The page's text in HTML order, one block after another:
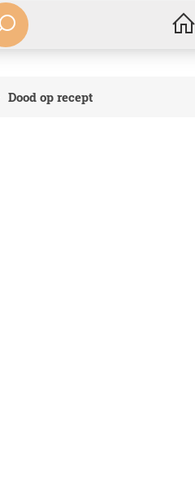
Dood op recept